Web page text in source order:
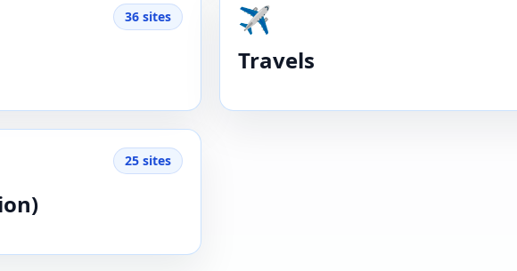
36 sites ✈️
Travels
25 sites